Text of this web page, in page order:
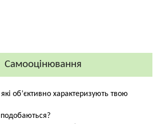
Самооцінювання
об’єктивно характеризують твою
подобаються?